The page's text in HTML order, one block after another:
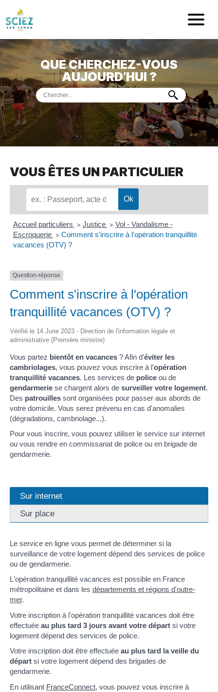
Mairie de
ACCUEIL
VOTREMAIRIE
VIEPRATIQUE
DÉMARCHES &SERVICES
PORTDE PLAISANCE
MUSÉEDE PRÉHISTOIRE
QUE CHERCHEZ-VOUS
AUJOURD’HUI ?
VOUS ÊTES UN PARTICULIER
Accueil particuliers > Justice > Vol - Vandalisme -
Escroquerie > Comment s'inscrire à l'opération tranquillité
vacances (OTV) ?
Question-réponse
Comment s'inscrire à l'opération
tranquillité vacances (OTV) ?
Vérifié le 14 June 2023 - Direction de l'information légale et
administrative (Première ministre)
Vous partez bientôt en vacances ? Afin d'éviter les
cambriolages, vous pouvez vous inscrire à l'opération
tranquillité vacances. Les services de police ou de
gendarmerie se chargent alors de surveiller votre logement.
Des patrouilles sont organisées pour passer aux abords de
votre domicile. Vous serez prévenu en cas d'anomalies
(dégradations, cambriolage...).
Pour vous inscrire, vous pouvez utiliser le service sur internet
ou vous rendre en commissariat de police ou en brigade de
gendarmerie.
Sur internet
Sur place
Le service en ligne vous permet de déterminer si la
surveillance de votre logement dépend des services de police
ou de gendarmerie.
L'opération tranquillité vacances est possible en France
métropolitaine et dans les départements et régions d'outre-
mer.
Votre inscription à l'opération tranquillité vacances doit être
effectuée au plus tard 3 jours avant votre départ si votre
logement dépend des services de police.
Votre inscription doit être effectuée au plus tard la veille du
départ si votre logement dépend des brigades de
gendarmerie.
En utilisant FranceConnect, vous pouvez vous inscrire à